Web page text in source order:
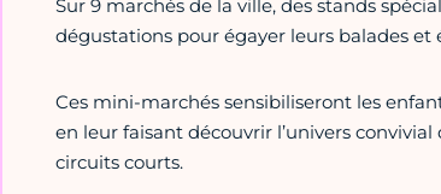
Sur 9 marchés de la ville, des stands
dégustations pour égayer leurs balades et
Ces mini-marchés sensibiliseront les
en leur faisant découvrir l’univers
circuits courts.